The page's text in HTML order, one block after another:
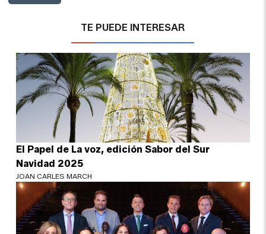
TE PUEDE INTERESAR
El Papel de La voz, edición Sabor del Sur
Navidad 2025
JOAN CARLES MARCH